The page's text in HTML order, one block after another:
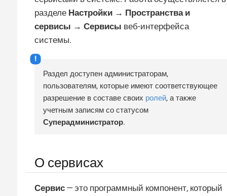
разделе Настройки → Пространства и
сервисы → Сервисы веб-интерфейса
системы.
Раздел доступен администраторам,
пользователям, которые имеют соответствующее
разрешение в составе своих ролей, а также
учетным записям со статусом
Суперадминистратор.
О сервисах
Сервис — это программный компонент, который